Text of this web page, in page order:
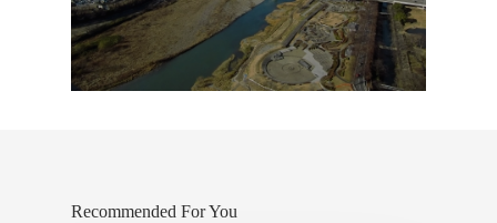
Recommended For You
รถบัส
เดินทาง